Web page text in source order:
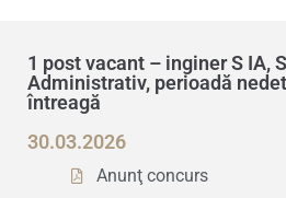
1 post vacant – inginer S IA,
Administrativ, perioadă
întreagă
30.03.2026
Anunţ concurs